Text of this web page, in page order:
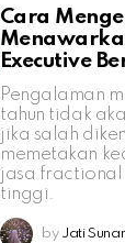
Cara
Executive
Pengalaman
tahun tidak
jika salah
memetakan
jasa fractional
tinggi.
by Jati